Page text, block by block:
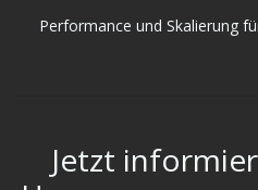
Performance und Skalierung
Jetzt